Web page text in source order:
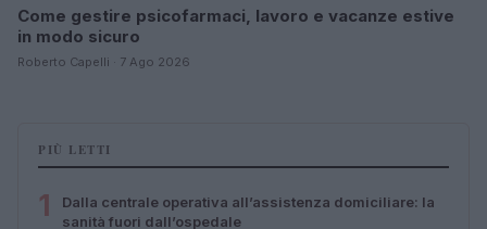
Come gestire psicofarmaci, lavoro e vacanze estive
in modo sicuro
Roberto Capelli · 7 Ago 2026
PIÙ LETTI
1
Dalla centrale operativa all’assistenza domiciliare: la
sanità fuori dall’ospedale